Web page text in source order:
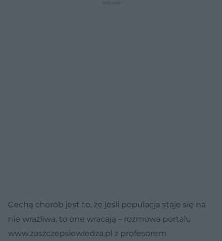
laptopie. Scena symbolizuje nowoczesną diagnostykę i informacje o
Cechą chorób jest to, że jeśli populacja staje się na
nie wrażliwa, to one wracają – rozmowa portalu
www.zaszczepsiewiedza.pl z profesorem